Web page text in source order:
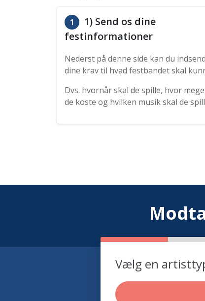
1
1) Send os dine
festinformationer
Nederst på denne side kan du
dine krav til hvad festbandet skal
Dvs. hvornår skal de spille, hvor
de koste og hvilken musik skal de
Vælg en